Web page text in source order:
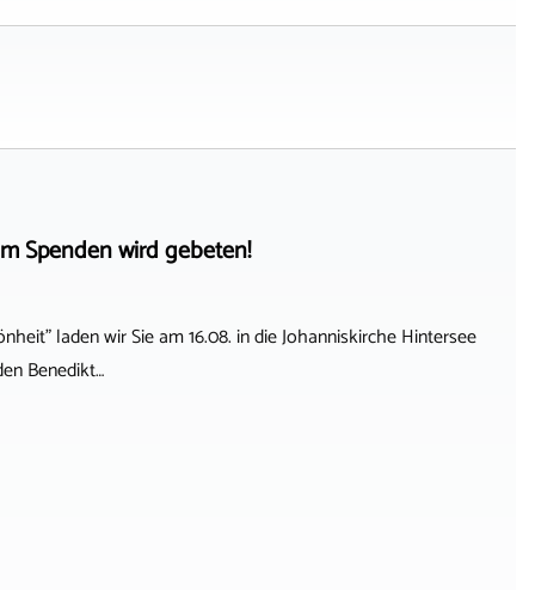
Spenden wird gebeten!
laden wir Sie am 16.08. in die Johanniskirche Hintersee
Benedikt…